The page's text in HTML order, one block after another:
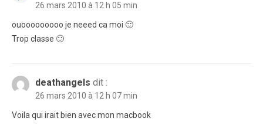
26 mars 2010 à 12 h 05 min
ouooooooooo je neeed ca moi 🙂
Trop classe 🙂
deathangels dit :
26 mars 2010 à 12 h 07 min
Voila qui irait bien avec mon macbook